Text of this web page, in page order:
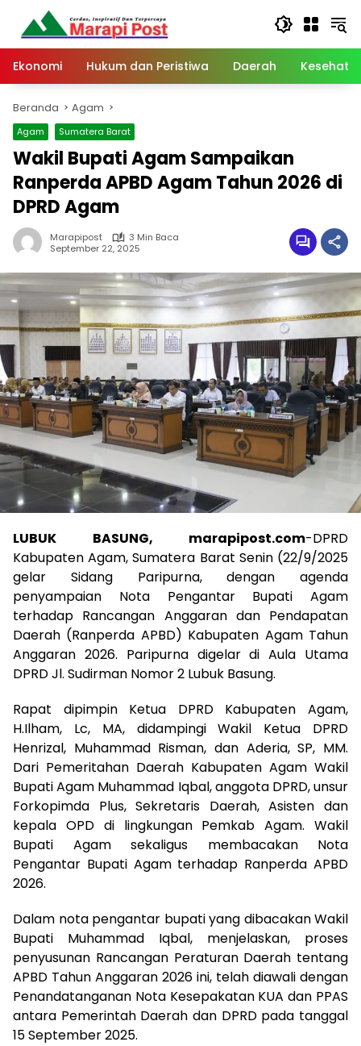
Langsung
konten
Ekonomi
Hukum dan Peristiwa Daerah
Beranda Agam
Agam Sumatera Barat
Wakil Bupati Agam Sampaikan
Ranperda APBD Agam Tahun 2026 di
DPRD Agam
Marapipost
3 Min Baca
September 22, 2025
LUBUK BASUNG, marapipost.com-DPRD
Kabupaten Agam, Sumatera Barat Senin (22/9/2025
gelar Sidang Paripurna, dengan agenda
penyampaian Nota Pengantar Bupati Agam
terhadap Rancangan Anggaran dan Pendapatan
Daerah (Ranperda APBD) Kabupaten Agam Tahun
Anggaran 2026. Paripurna digelar di Aula Utama
DPRD Jl. Sudirman Nomor 2 Lubuk Basung.
Rapat dipimpin Ketua DPRD Kabupaten Agam,
H.Ilham, Lc, MA, didampingi Wakil Ketua DPRD
Henrizal, Muhammad Risman, dan Aderia, SP, MM.
Dari Pemeritahan Daerah Kabupaten Agam Wakil
Bupati Agam Muhammad Iqbal, anggota DPRD, unsur
Forkopimda Plus, Sekretaris Daerah, Asisten dan
kepala OPD di lingkungan Pemkab Agam. Wakil
Bupati Agam sekaligus membacakan Nota
Pengantar Bupati Agam terhadap Ranperda APBD
2026.
Dalam nota pengantar bupati yang dibacakan Wakil
Bupati Muhammad Iqbal, menjelaskan, proses
penyusunan Rancangan Peraturan Daerah tentang
APBD Tahun Anggaran 2026 ini, telah diawali dengan
Penandatanganan Nota Kesepakatan KUA dan PPAS
antara Pemerintah Daerah dan DPRD pada tanggal
15 September 2025.